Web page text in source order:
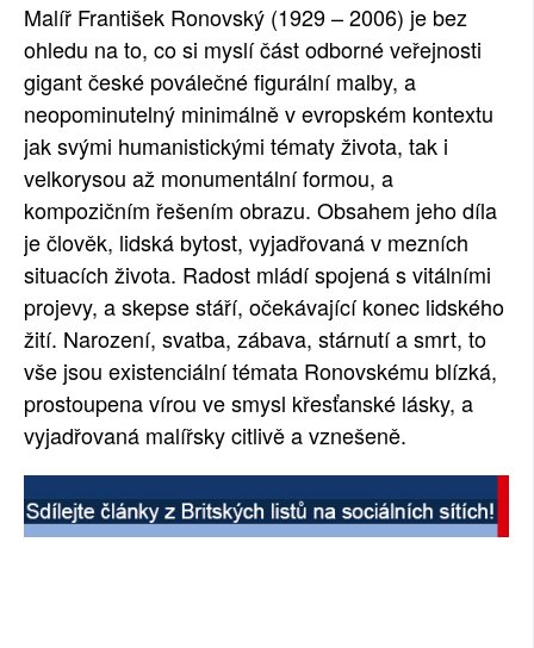
Malíř František Ronovský (1929 – 2006) je bez
ohledu na to, co si myslí část odborné veřejnosti
gigant české poválečné figurální malby, a
neopominutelný minimálně v evropském kontextu
jak svými humanistickými tématy života, tak i
velkorysou až monumentální formou, a
kompozičním řešením obrazu. Obsahem jeho díla
je člověk, lidská bytost, vyjadřovaná v mezních
situacích života. Radost mládí spojená s vitálními
projevy, a skepse stáří, očekávající konec lidského
žití. Narození, svatba, zábava, stárnutí a smrt, to
vše jsou existenciální témata Ronovskému blízká,
prostoupena vírou ve smysl křesťanské lásky, a
vyjadřovaná malířsky citlivě a vznešeně.